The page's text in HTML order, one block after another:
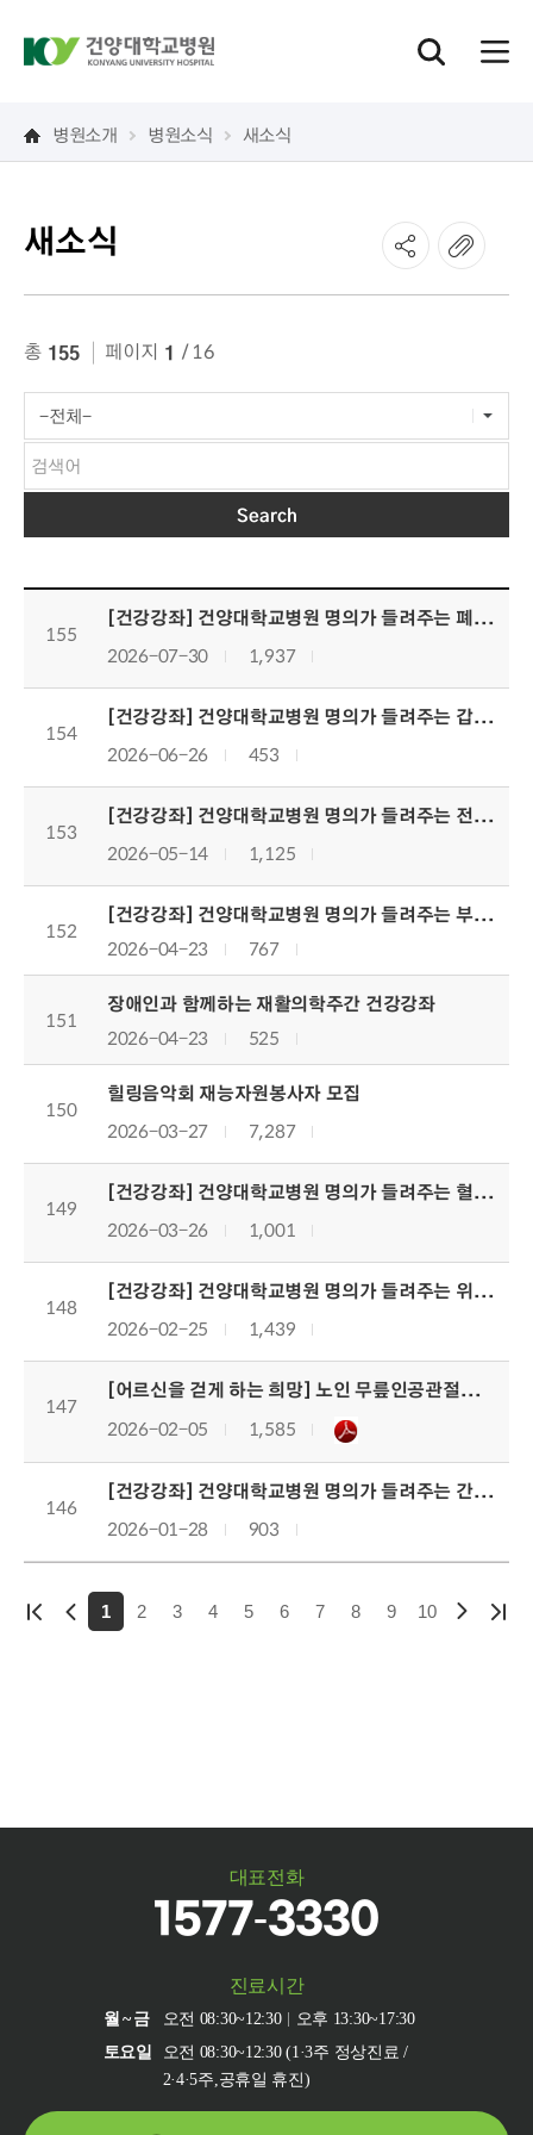
병원소개 병원소식 새소식
새소식
총 155 페이지 1 / 16
새소식목록으로번호,제목,작성자,조회수,등록일,첨부파일로 나열 되고 있습니다.
155
[건강강좌] 건양대학교병원 명의가 들려주는 폐암 건강강좌
2026-07-30
1,937
154
[건강강좌] 건양대학교병원 명의가 들려주는 갑상선암 건강강좌
2026-06-26
453
153
[건강강좌] 건양대학교병원 명의가 들려주는 전립선암 건강강좌
2026-05-14
1,125
152
[건강강좌] 건양대학교병원 명의가 들려주는 부인암 건강강좌
2026-04-23
767
151
장애인과 함께하는 재활의학주간 건강강좌
2026-04-23
525
150
힐링음악회 재능자원봉사자 모집
2026-03-27
7,287
149
[건강강좌] 건양대학교병원 명의가 들려주는 혈액암(성인 및 소아) 건강강좌
2026-03-26
1,001
148
[건강강좌] 건양대학교병원 명의가 들려주는 위암 건강강좌
2026-02-25
1,439
147
[어르신을 걷게 하는 희망] 노인 무릎인공관절수술 지원사업
2026-02-05
1,585
146
[건강강좌] 건양대학교병원 명의가 들려주는 간암 건강강좌
2026-01-28
903
1 2 3 4 5 6 7 8 9 10
대표전화
1577-3330
진료시간
월~금 오전 08:30~12:30
오후 13:30~17:30
토요일
오전 08:30~12:30 (1·3주 정상진료 /
2·4·5주,공휴일 휴진)